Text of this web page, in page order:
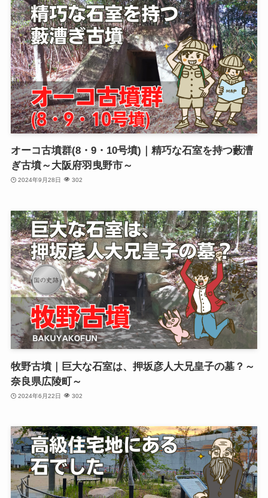
オーコ古墳群(8・9・10号墳)｜精巧な石室を持つ藪漕
ぎ古墳～大阪府羽曳野市～
2024年9月28日 302
牧野古墳｜巨大な石室は、押坂彦人大兄皇子の墓？～
奈良県広陵町～
2024年6月22日 302